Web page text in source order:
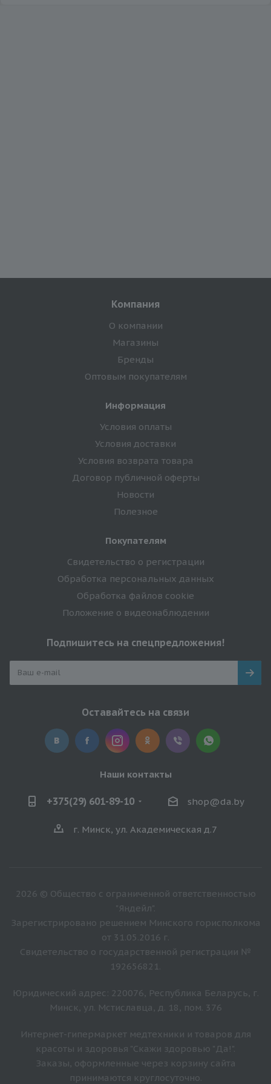
Компания
О компании
Магазины
Бренды
Оптовым покупателям
Информация
Условия оплаты
Условия доставки
Условия возврата товара
Договор публичной оферты
Новости
Полезное
Покупателям
Свидетельство о регистрации
Обработка персональных данных
Обработка файлов cookie
Положение о видеонаблюдении
Подпишитесь на спецпредложения!
Оставайтесь на связи
Наши контакты
+375(29) 601-89-10 shop@da.by
г. Минск, ул. Академическая д.7
2026 © Общество с ограниченной ответственностью
"Яндейл".
Зарегистрировано решением Минского горисполкома
от 31.05.2016 г.
Свидетельство о государственной регистрации №
192656821.
Юридический адрес: 220076, Республика Беларусь, г.
Минск, ул. Мстиславца, д. 18, пом. 376
Интернет-гипермаркет медтехники и товаров для
красоты и здоровья "Скажи здоровью "Да!".
Заказы, оформленные через корзину сайта
принимаются круглосуточно.